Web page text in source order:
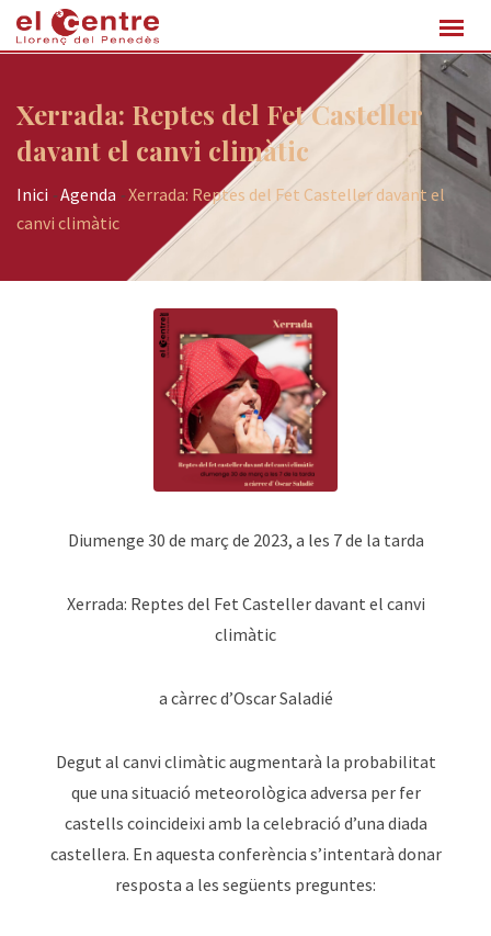
Skip
Xerrada: Reptes del Fet Casteller
davant el canvi climàtic
Inici -Agenda -Xerrada: Reptes del Fet Casteller davant el
canvi climàtic
Diumenge 30 de març de 2023, a les 7 de la tarda
Xerrada: Reptes del Fet Casteller davant el canvi
climàtic
a càrrec d’Oscar Saladié
Degut al canvi climàtic augmentarà la probabilitat
que una situació meteorològica adversa per fer
castells coincideixi amb la celebració d’una diada
castellera. En aquesta conferència s’intentarà donar
resposta a les següents preguntes: